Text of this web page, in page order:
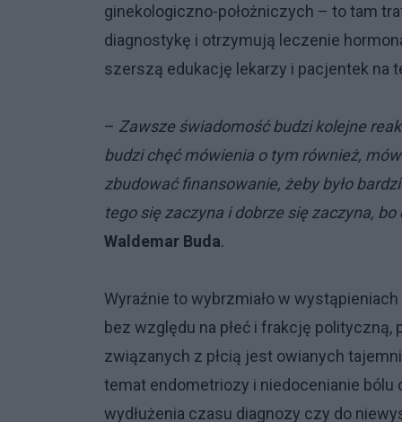
ginekologiczno-położniczych – to tam
diagnostykę i otrzymują leczenie
szerszą edukację lekarzy i pacjentek na
– Zawsze świadomość budzi kolejne
budzi chęć mówienia o tym również,
zbudować finansowanie, żeby było
tego się zaczyna i dobrze się zaczyna,
Waldemar Buda.
Wyraźnie to wybrzmiało w
bez względu na płeć i frakcję
związanych z płcią jest owianych
temat endometriozy i niedocenianie
wydłużenia czasu diagnozy czy do